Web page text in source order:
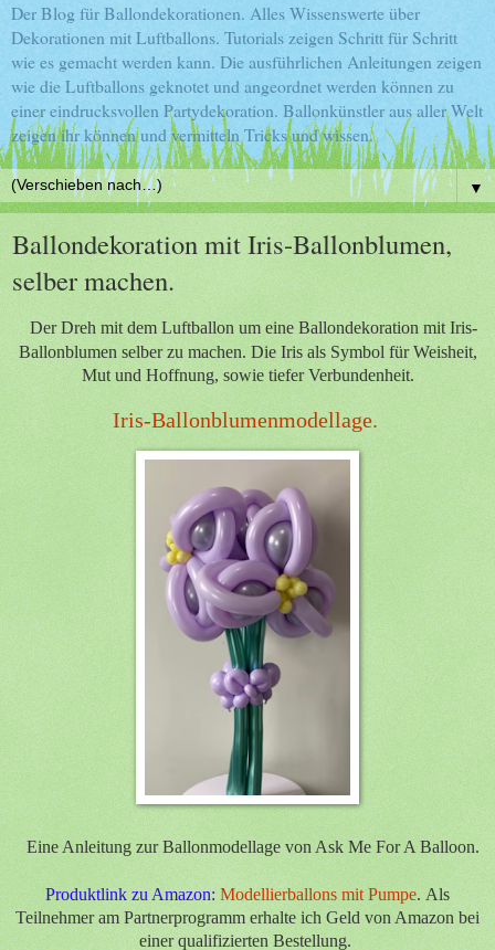
Der Blog für Ballondekorationen. Alles Wissenswerte über
Dekorationen mit Luftballons. Tutorials zeigen Schritt für Schritt
wie es gemacht werden kann. Die ausführlichen Anleitungen zeigen
wie die Luftballons geknotet und angeordnet werden können zu
einer eindrucksvollen Partydekoration. Ballonkünstler aus aller Welt
zeigen ihr können und vermitteln Tricks und wissen.
▼
Ballondekoration mit Iris-Ballonblumen,
selber machen.
Der Dreh mit dem Luftballon um eine Ballondekoration mit Iris-
Ballonblumen selber zu machen. Die Iris als Symbol für Weisheit,
Mut und Hoffnung, sowie tiefer Verbundenheit.
Iris-Ballonblumenmodellage.
Eine Anleitung zur Ballonmodellage von Ask Me For A Balloon.
Produktlink zu Amazon: Modellierballons mit Pumpe. Als
Teilnehmer am Partnerprogramm erhalte ich Geld von Amazon bei
einer qualifizierten Bestellung.